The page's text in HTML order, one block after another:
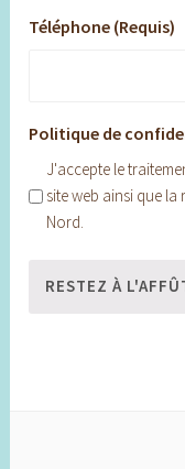
Téléphone (Requis)
Politique de
J'accepte le
site web ainsi que
Nord.